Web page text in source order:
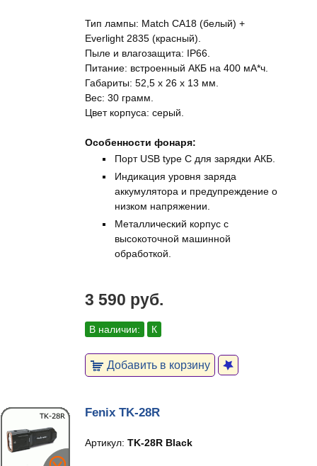
Тип лампы: Match CA18 (белый) +
Everlight 2835 (красный).
Пыле и влагозащита: IP66.
Питание: встроенный АКБ на 400 мА*ч.
Габариты: 52,5 x 26 x 13 мм.
Вес: 30 грамм.
Цвет корпуса: серый.
Особенности фонаря:
Порт USB type C для зарядки АКБ.
Индикация уровня заряда
аккумулятора и предупреждение о
низком напряжении.
Металлический корпус с
высокоточной машинной
обработкой.
3 590 руб.
В наличии: К
Добавить в корзину
Fenix TK-28R
Артикул: TK-28R Black